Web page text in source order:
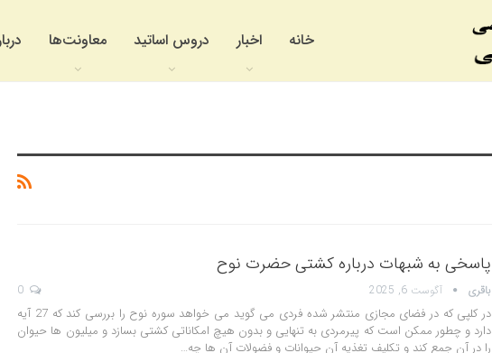
خانه اخبار دروس اساتید معاونت‌ها
پاسخی به شبهات درباره کشتی حضرت نوح
باقری آگوست 6, 2025
در کلپی که در فضای مجازی منتشر شده فردی می گوید می خواهد سوره نوح را بررسی کند که 27 آیه
دارد و چطور ممکن است که پیرمردی به تنهایی و بدون هیچ امکاناتی کشتی بسازد و میلیون ها حیوان
را در آن جمع کند و تکلیف تغذیه آن حیوانات و فضولات آن ها چه…